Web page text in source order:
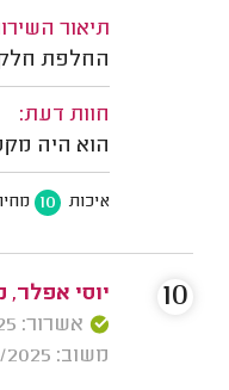
תיאור
החלפת
חוות דעת:
הוא היה
איכות 10
יוסי אפלר,
אשרור: 03/08/2025
משוב: 03/06/2025
10